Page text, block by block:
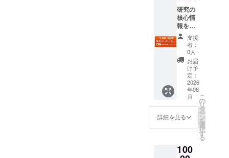
参照く
ださい
■ 支援
証明書
PDF（
お名前
入り・
保存可
能） ・
内容：
支援者
様のお
名前入
りの支
援証明
をお届
（お礼
メール
に添
付） ・
支援証
明書
PDF（
お名前
入り・
保存可
能） ・
オンラ
インセ
ミナー1
年間参
PDF配
研究の
核心情
報を受
け取り
たい方
に以下
のサー
ビスを
行ない
ます。
特典 ・
お礼
メール
（研究
者本人
より送
活動報
告（お
支援
者：
0人
お届
け予
定：
2026
年08
月
詳細を見る
こ
の
リ
タ
ー
ン
を
選
択
す
る
100